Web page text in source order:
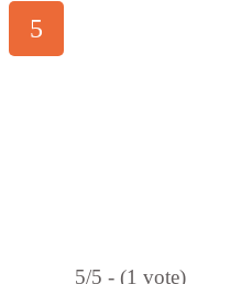
5
5/5 - (1 vote)